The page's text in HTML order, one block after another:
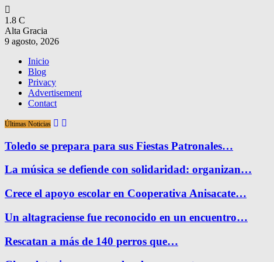
1.8 C
Alta Gracia
9 agosto, 2026
Inicio
Blog
Privacy
Advertisement
Contact
Últimas Noticias
Toledo se prepara para sus Fiestas Patronales…
La música se defiende con solidaridad: organizan…
Crece el apoyo escolar en Cooperativa Anisacate…
Un altagraciense fue reconocido en un encuentro…
Rescatan a más de 140 perros que…